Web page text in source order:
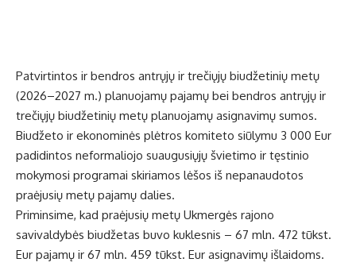
Patvirtintos ir bendros antrųjų ir trečiųjų biudžetinių metų
(2026–2027 m.) planuojamų pajamų bei bendros antrųjų ir
trečiųjų biudžetinių metų planuojamų asignavimų sumos.
Biudžeto ir ekonominės plėtros komiteto siūlymu 3 000 Eur
padidintos neformaliojo suaugusiųjų švietimo ir tęstinio
mokymosi programai skiriamos lėšos iš nepanaudotos
praėjusių metų pajamų dalies.
Priminsime, kad praėjusių metų Ukmergės rajono
savivaldybės biudžetas buvo kuklesnis – 67 mln. 472 tūkst.
Eur pajamų ir 67 mln. 459 tūkst. Eur asignavimų išlaidoms.